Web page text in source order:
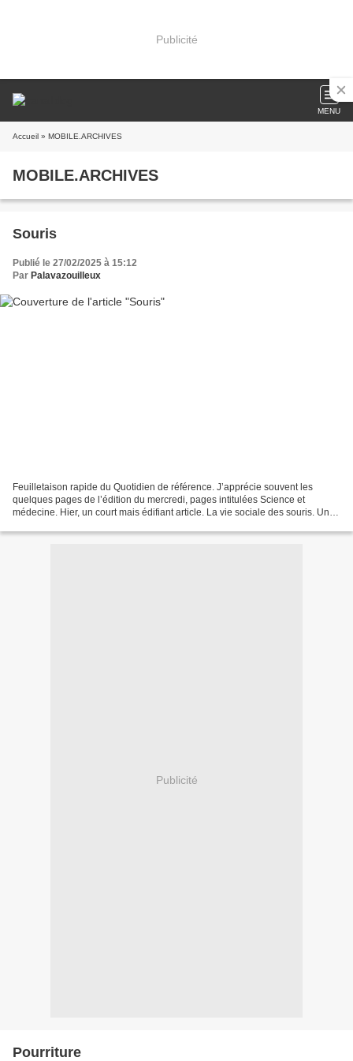
Publicité
MENU
Accueil » MOBILE.ARCHIVES
MOBILE.ARCHIVES
Souris
Publié le 27/02/2025 à 15:12
Par Palavazouilleux
Feuilletaison rapide du Quotidien de référence. J’apprécie souvent les
quelques pages de l’édition du mercredi, pages intitulées Science et
médecine. Hier, un court mais édifiant article. La vie sociale des souris. Une
Publicité
Pourriture